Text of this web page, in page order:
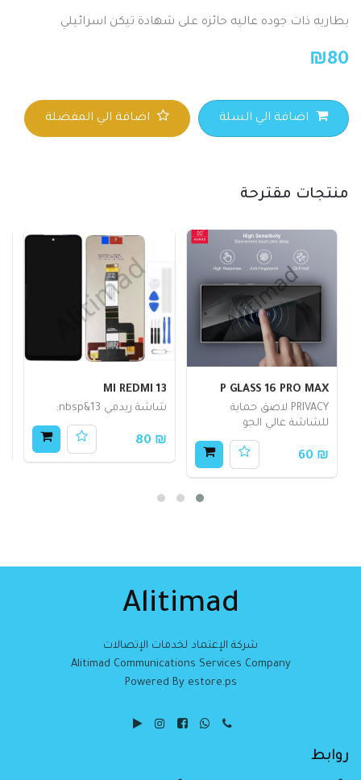
بطاريه ذات جوده عاليه حائزه على شهادة تيكن اسرائيلي
₪80
اضافة الي السلة اضافة الي المفضلة
منتجات مقترحة
P GLASS 16 PRO MAX
PRIVACY لاصق حماية
للشاشة عالي الجو
₪ 60
MI REDMI 13
شاشة ريدمي 13&nbsp;
₪ 80
Alitimad
شركة الإعتماد لخدمات الإتصالات
Alitimad Communications Services Company
Powered By estore.ps
روابط